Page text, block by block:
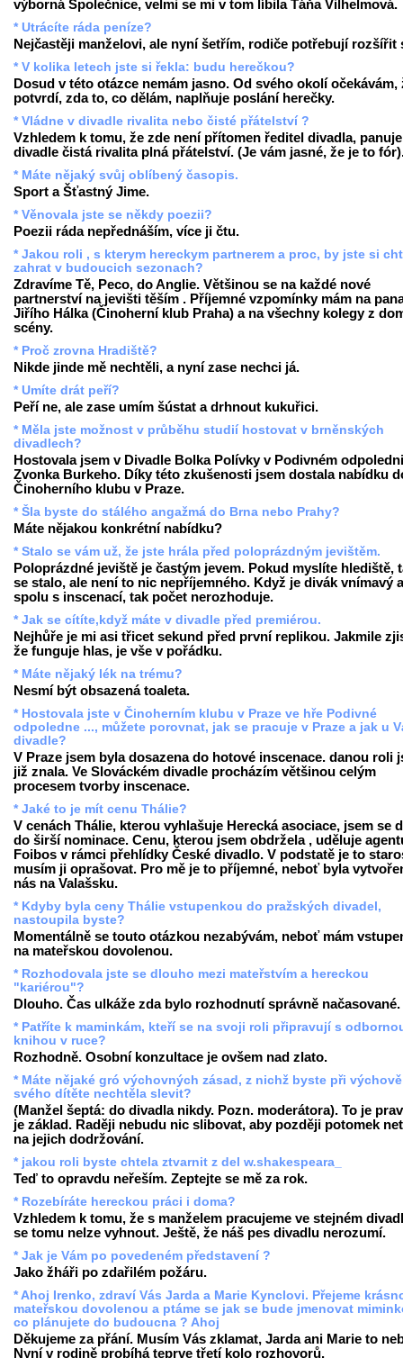
výborná Společnice, velmi se mi v tom líbila Táňa Vilhelmová.
* Utrácíte ráda peníze?
Nejčastěji manželovi, ale nyní šetřím, rodiče potřebují rozšířit
* V kolika letech jste si řekla: budu herečkou?
Dosud v této otázce nemám jasno. Od svého okolí očekávám,
potvrdí, zda to, co dělám, naplňuje poslání herečky.
* Vládne v divadle rivalita nebo čisté přátelství ?
Vzhledem k tomu, že zde není přítomen ředitel divadla,
divadle čistá rivalita plná přátelství. (Je vám jasné, že je to
* Máte nějaký svůj oblíbený časopis.
Sport a Šťastný Jime.
* Věnovala jste se někdy poezii?
Poezii ráda nepřednáším, více ji čtu.
* Jakou roli , s kterym hereckym partnerem a proc, by jste si
zahrat v budoucich sezonach?
Zdravíme Tě, Peco, do Anglie. Většinou se na každé nové
partnerství na jevišti těším . Příjemné vzpomínky mám na
Jiřího Hálka (Činoherní klub Praha) a na všechny kolegy z
scény.
* Proč zrovna Hradiště?
Nikde jinde mě nechtěli, a nyní zase nechci já.
* Umíte drát peří?
Peří ne, ale zase umím šústat a drhnout kukuřici.
* Měla jste možnost v průběhu studií hostovat v brněnských
divadlech?
Hostovala jsem v Divadle Bolka Polívky v Podivném
Zvonka Burkeho. Díky této zkušenosti jsem dostala nabídku
Činoherního klubu v Praze.
* Šla byste do stálého angažmá do Brna nebo Prahy?
Máte nějakou konkrétní nabídku?
* Stalo se vám už, že jste hrála před poloprázdným jevištěm.
Poloprázdné jeviště je častým jevem. Pokud myslíte hlediště,
se stalo, ale není to nic nepříjemného. Když je divák vnímavý
spolu s inscenací, tak počet nerozhoduje.
* Jak se cítíte,když máte v divadle před premiérou.
Nejhůře je mi asi třicet sekund před první replikou. Jakmile
že funguje hlas, je vše v pořádku.
* Máte nějaký lék na trému?
Nesmí být obsazená toaleta.
* Hostovala jste v Činoherním klubu v Praze ve hře Podivné
odpoledne ..., můžete porovnat, jak se pracuje v Praze a jak u
divadle?
V Praze jsem byla dosazena do hotové inscenace. danou roli
již znala. Ve Slováckém divadle procházím většinou celým
procesem tvorby inscenace.
* Jaké to je mít cenu Thálie?
V cenách Thálie, kterou vyhlašuje Herecká asociace, jsem se
do širší nominace. Cenu, kterou jsem obdržela , uděluje
Foibos v rámci přehlídky České divadlo. V podstatě je to
musím ji oprašovat. Pro mě je to příjemné, neboť byla
nás na Valašsku.
* Kdyby byla ceny Thálie vstupenkou do pražských divadel,
nastoupila byste?
Momentálně se touto otázkou nezabývám, neboť mám
na mateřskou dovolenou.
* Rozhodovala jste se dlouho mezi mateřstvím a hereckou
"kariérou"?
Dlouho. Čas ulkáže zda bylo rozhodnutí správně načasované.
* Patříte k maminkám, kteří se na svoji roli připravují s
knihou v ruce?
Rozhodně. Osobní konzultace je ovšem nad zlato.
* Máte nějaké gró výchovných zásad, z nichž byste při výchově
svého dítěte nechtěla slevit?
(Manžel šeptá: do divadla nikdy. Pozn. moderátora). To je
je základ. Raději nebudu nic slibovat, aby později potomek
na jejich dodržování.
* jakou roli byste chtela ztvarnit z del w.shakespeara_
Teď to opravdu neřeším. Zeptejte se mě za rok.
* Rozebíráte hereckou práci i doma?
Vzhledem k tomu, že s manželem pracujeme ve stejném
se tomu nelze vyhnout. Ještě, že náš pes divadlu nerozumí.
* Jak je Vám po povedeném představení ?
Jako žháři po zdařilém požáru.
* Ahoj Irenko, zdraví Vás Jarda a Marie Kynclovi. Přejeme
mateřskou dovolenou a ptáme se jak se bude jmenovat
co plánujete do budoucna ? Ahoj
Děkujeme za přání. Musím Vás zklamat, Jarda ani Marie to
Nyní v rodině probíhá teprve třetí kolo rozhovorů.